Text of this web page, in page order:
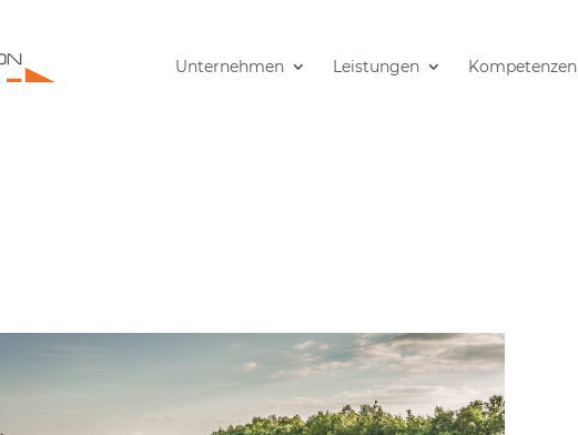
Unternehmen Leistungen Kompetenzen